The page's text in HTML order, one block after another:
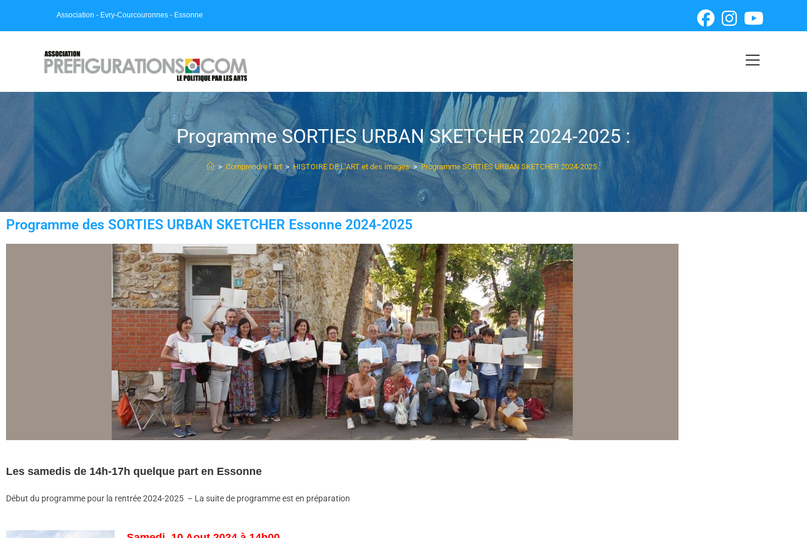
Association - Evry-Courcouronnes - Essonne
Programme SORTIES URBAN SKETCHER 2024-2025 :
> Comprendre l’art > HISTOIRE DE L’ART et des images > Programme SORTIES URBAN SKETCHER 2024-2025 :
Programme des SORTIES URBAN SKETCHER Essonne 2024-2025
Les samedis de 14h-17h quelque part en Essonne
Début du programme pour la rentrée 2024-2025 – La suite de programme est en préparation